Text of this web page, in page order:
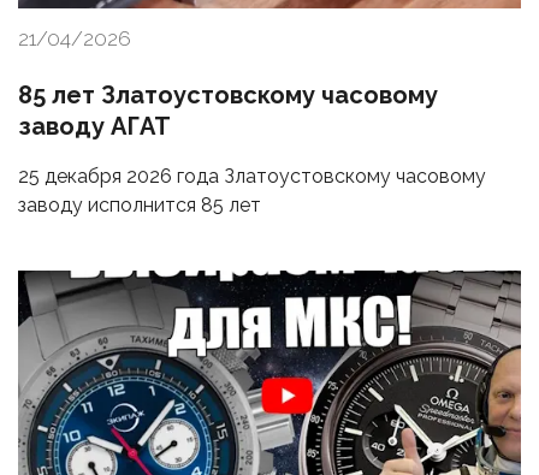
21/04/2026
85 лет Златоустовскому часовому
заводу АГАТ
25 декабря 2026 года Златоустовскому часовому
заводу исполнится 85 лет